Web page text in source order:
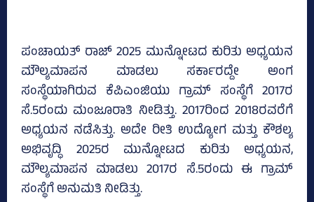
ಪಂಚಾಯತ್ ರಾಜ್‌ 2025 ಮುನ್ನೋಟದ ಕುರಿತು ಅಧ್ಯಯನ
ಮೌಲ್ಯಮಾಪನ ಮಾಡಲು ಸರ್ಕಾರದ್ದೇ ಅಂಗ
ಸಂಸ್ಥೆಯಾಗಿರುವ ಕೆಪಿಎಂಜಿಯು ಗ್ರಾಮ್‌ ಸಂಸ್ಥೆಗೆ 2017ರ
ಸೆ.5ರಂದು ಮಂಜೂರಾತಿ ನೀಡಿತ್ತು. 2017ರಿಂದ 2018ರವರೆಗೆ
ಅಧ್ಯಯನ ನಡೆಸಿತ್ತು. ಅದೇ ರೀತಿ ಉದ್ಯೋಗ ಮತ್ತು ಕೌಶಲ್ಯ
ಅಭಿವೃದ್ಧಿ 2025ರ ಮುನ್ನೋಟದ ಕುರಿತು ಅಧ್ಯಯನ,
ಮೌಲ್ಯಮಾಪನ ಮಾಡಲು 2017ರ ಸೆ.5ರಂದು ಈ ಗ್ರಾಮ್‌
ಸಂಸ್ಥೆಗೆ ಅನುಮತಿ ನೀಡಿತ್ತು.